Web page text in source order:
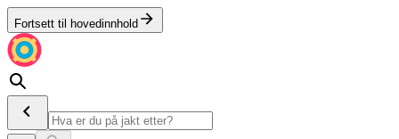
Fortsett til hovedinnhold